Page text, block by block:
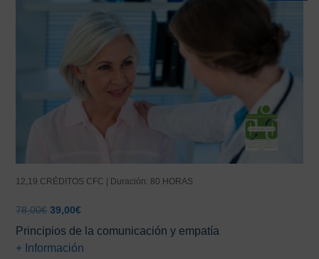
12,19 CRÉDITOS CFC | Duración: 80 HORAS
78,00€ El
precio
original
era:
39,00€El
precio
actual
es:
Principios de la comunicación y empatía
+ Información